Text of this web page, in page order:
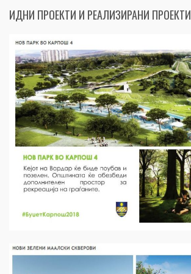
ИДНИ ПРОЕКТИ И РЕАЛИЗИРАНИ ПРОЕКТИ